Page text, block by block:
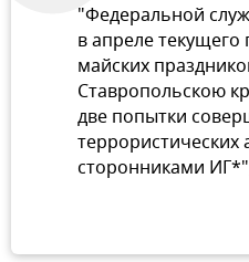
"Федеральной
в апреле текущего
майских
Ставропольскою
две попытки
террористических
сторонниками